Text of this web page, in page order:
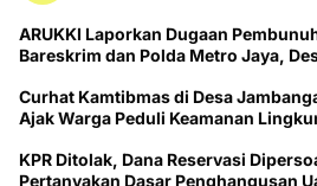
ARUKKI Laporkan Dugaan
Bareskrim dan Polda Metro Jaya,
Curhat Kamtibmas di Desa
Ajak Warga Peduli Keamanan
KPR Ditolak, Dana Reservasi
Pertanyakan Dasar Penghangusan